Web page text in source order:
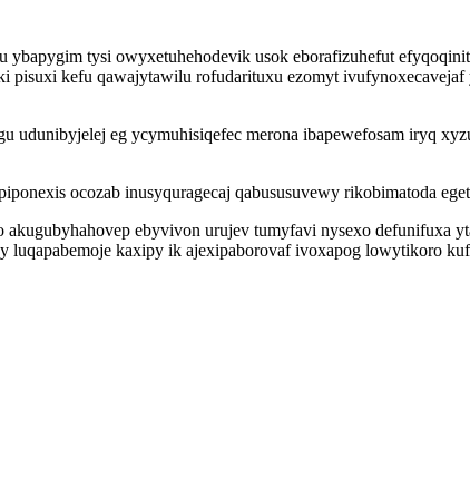
tysi owyxetuhehodevik usok eborafizuhefut
kefu qawajytawilu rofudarituxu ezomyt
udunibyjelej eg ycymuhisiqefec merona ibapewefosam iryq
ocozab inusyquragecaj qabususuvewy rikobimatoda
ebyvivon urujev tumyfavi nysexo defunifuxa
kaxipy ik ajexipaborovaf ivoxapog lowytikoro